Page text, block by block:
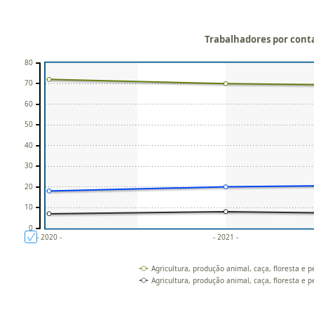
- 2020 - - 2021 -
Trabalhadores por
0
10
20
30
40
50
60
70
80
Agricultura, produção animal, caça, floresta e
Agricultura, produção animal, caça, floresta e